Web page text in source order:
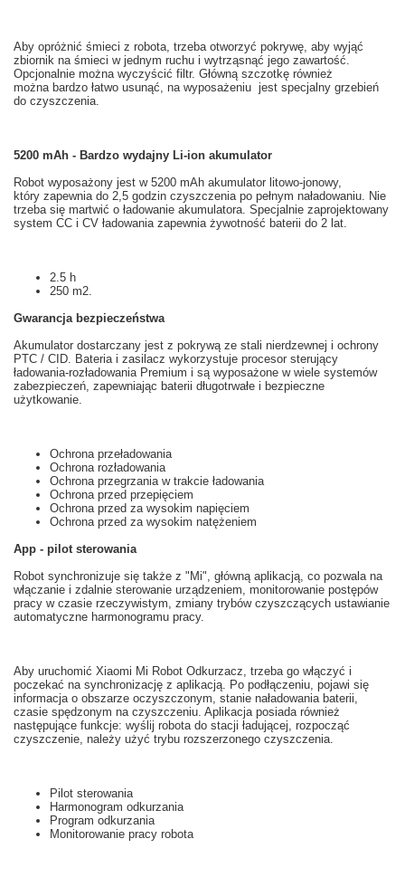
Aby opróżnić śmieci z robota, trzeba otworzyć pokrywę, aby wyjąć
zbiornik na śmieci w jednym ruchu i wytrząsnąć jego zawartość.
Opcjonalnie można wyczyścić filtr. Główną szczotkę również
można bardzo łatwo usunąć, na wyposażeniu jest specjalny grzebień
do czyszczenia.
5200 mAh - Bardzo wydajny Li-ion akumulator
Robot wyposażony jest w 5200 mAh akumulator litowo-jonowy,
który zapewnia do 2,5 godzin czyszczenia po pełnym naładowaniu. Nie
trzeba się martwić o ładowanie akumulatora. Specjalnie zaprojektowany
system CC i CV ładowania zapewnia żywotność baterii do 2 lat.
2.5 h
250 m2.
Gwarancja bezpieczeństwa
Akumulator dostarczany jest z pokrywą ze stali nierdzewnej i ochrony
PTC / CID. Bateria i zasilacz wykorzystuje procesor sterujący
ładowania-rozładowania Premium i są wyposażone w wiele systemów
zabezpieczeń, zapewniając baterii długotrwałe i bezpieczne
użytkowanie.
Ochrona przeładowania
Ochrona rozładowania
Ochrona przegrzania w trakcie ładowania
Ochrona przed przepięciem
Ochrona przed za wysokim napięciem
Ochrona przed za wysokim natężeniem
App - pilot sterowania
Robot synchronizuje się także z " Mi", główną aplikacją, co pozwala na
włączanie i zdalnie sterowanie urządzeniem, monitorowanie postępów
pracy w czasie rzeczywistym, zmiany trybów czyszczących ustawianie
automatyczne harmonogramu pracy.
Aby uruchomić Xiaomi Mi Robot Odkurzacz, trzeba go włączyć i
poczekać na synchronizację z aplikacją. Po podłączeniu, pojawi się
informacja o obszarze oczyszczonym, stanie naładowania baterii,
czasie spędzonym na czyszczeniu. Aplikacja posiada również
następujące funkcje: wyślij robota do stacji ładującej, rozpocząć
czyszczenie, należy użyć trybu rozszerzonego czyszczenia.
Pilot sterowania
Harmonogram odkurzania
Program odkurzania
Monitorowanie pracy robota